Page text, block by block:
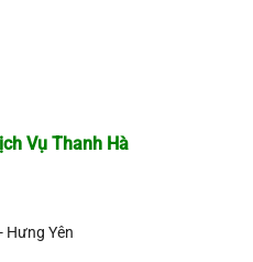
Vụ Thanh Hà
Hưng Yên